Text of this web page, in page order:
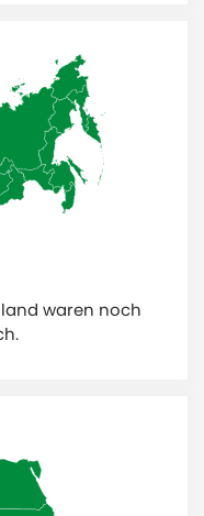
waren noch